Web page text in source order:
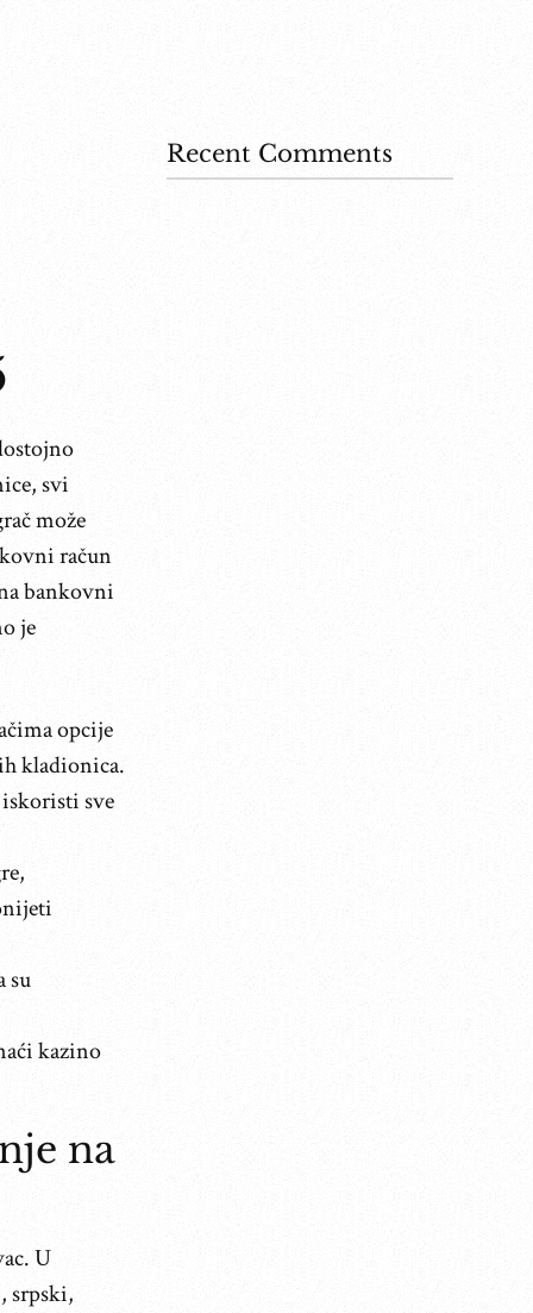
svi
može
račun
bankovni
je
opcije
kladionica.
sve
su
kazino
na
U
srpski,
Recent Comments